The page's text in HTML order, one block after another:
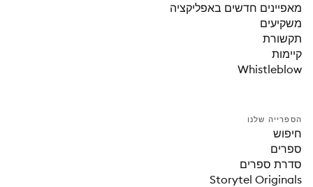
מאפיינים חדשים באפליקציה
משקיעים
תקשורת
קיימות
Whistleblow
הספרייה שלנו
חיפוש
ספרים
סדרת ספרים
Storytel Originals